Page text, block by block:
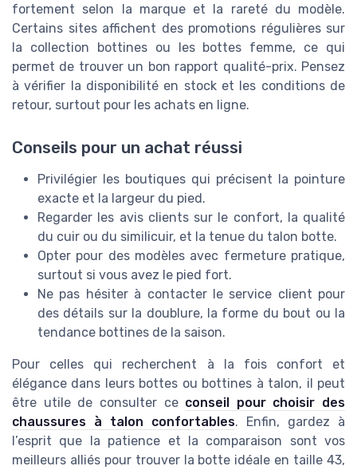
fortement selon la marque et la rareté du modèle.
Certains sites affichent des promotions régulières sur
la collection bottines ou les bottes femme, ce qui
permet de trouver un bon rapport qualité-prix. Pensez
à vérifier la disponibilité en stock et les conditions de
retour, surtout pour les achats en ligne.
Conseils pour un achat réussi
Privilégier les boutiques qui précisent la pointure
exacte et la largeur du pied.
Regarder les avis clients sur le confort, la qualité
du cuir ou du similicuir, et la tenue du talon botte.
Opter pour des modèles avec fermeture pratique,
surtout si vous avez le pied fort.
Ne pas hésiter à contacter le service client pour
des détails sur la doublure, la forme du bout ou la
tendance bottines de la saison.
Pour celles qui recherchent à la fois confort et
élégance dans leurs bottes ou bottines à talon, il peut
être utile de consulter ce conseil pour choisir des
chaussures à talon confortables. Enfin, gardez à
l’esprit que la patience et la comparaison sont vos
meilleurs alliés pour trouver la botte idéale en taille 43,